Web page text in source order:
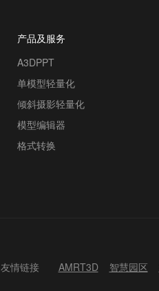
产品及服务
A3DPPT
单模型轻量化
倾斜摄影轻量化
模型编辑器
格式转换
友情链接 AMRT3D 智慧园区